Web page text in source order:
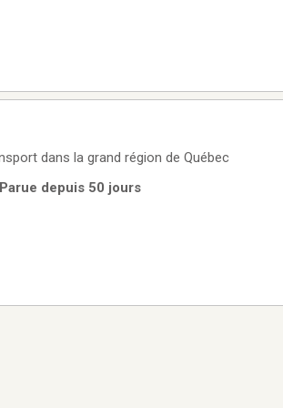
dans la grand région de Québec
depuis 50 jours